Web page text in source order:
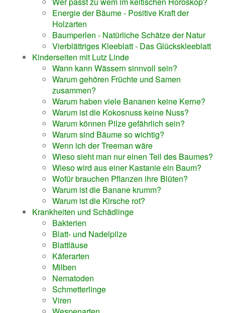
Energie der Bäume - Positive Kraft der
Holzarten
Baumperlen - Natürliche Schätze der Natur
Vierblättriges Kleeblatt - Das Glückskleeblatt
Kinderseiten mit Lutz Linde
Wann kann Wässern sinnvoll sein?
Warum gehören Früchte und Samen
zusammen?
Warum haben viele Bananen keine Kerne?
Warum ist die Kokosnuss keine Nuss?
Warum können Pilze gefährlich sein?
Warum sind Bäume so wichtig?
Wenn ich der Treeman wäre
Wieso sieht man nur einen Teil des Baumes?
Wieso wird aus einer Kastanie ein Baum?
Wofür brauchen Pflanzen ihre Blüten?
Warum ist die Banane krumm?
Warum ist die Kirsche rot?
Krankheiten und Schädlinge
Bakterien
Blatt- und Nadelpilze
Blattläuse
Käferarten
Milben
Nematoden
Schmetterlinge
Viren